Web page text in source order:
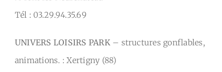
Tél : 03.29.94.35.69
UNIVERS LOISIRS PARK – structures gonflables,
animations. : Xertigny (88)